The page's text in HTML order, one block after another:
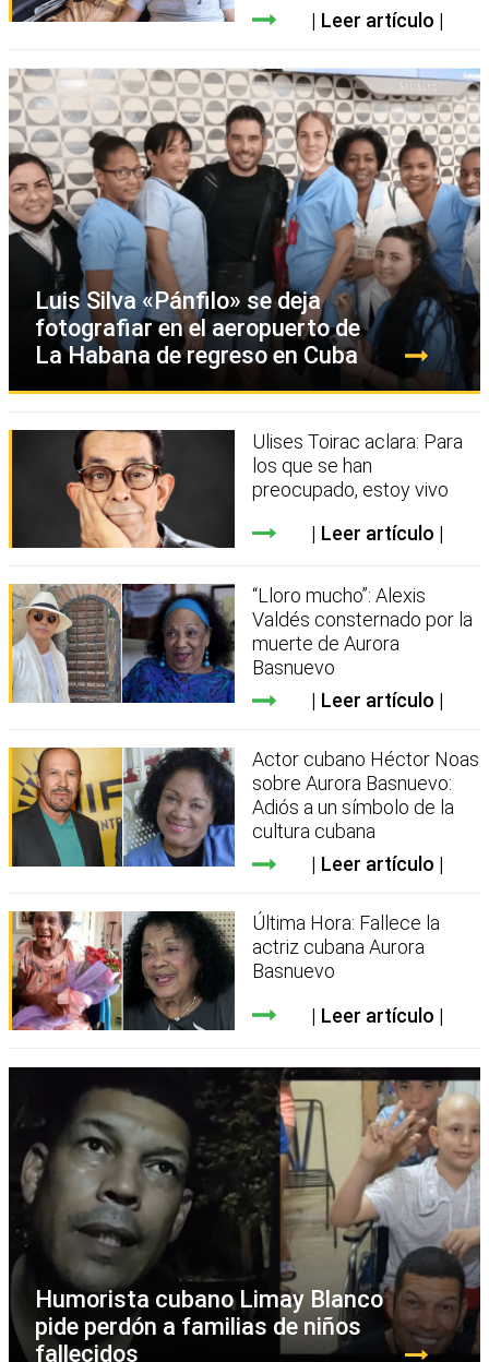
Leer artículo
Luis Silva «Pánfilo» se deja
fotografiar en el aeropuerto de
La Habana de regreso en Cuba
Ulises Toirac aclara: Para
los que se han
preocupado, estoy vivo
Leer artículo
“Lloro mucho”: Alexis
Valdés consternado por la
muerte de Aurora
Basnuevo
Leer artículo
Actor cubano Héctor Noas
sobre Aurora Basnuevo:
Adiós a un símbolo de la
cultura cubana
Leer artículo
Última Hora: Fallece la
actriz cubana Aurora
Basnuevo
Leer artículo
Humorista cubano Limay Blanco
pide perdón a familias de niños
fallecidos